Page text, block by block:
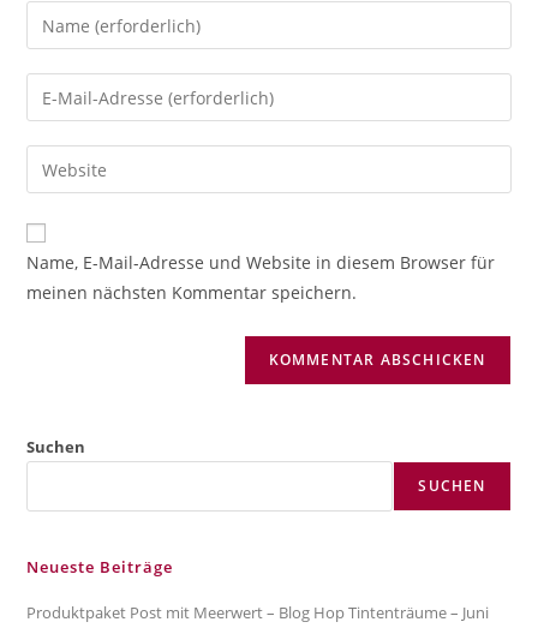
Gib
deinen
Namen
oder
zum
Kommentieren
ein
Gib
deine
E-
Mail-
zum
Kommentieren
ein
Gib
deine
Website-
URL
Name, E-Mail-Adresse und Website in diesem Browser für
meinen nächsten Kommentar speichern.
Suchen
SUCHEN
Neueste Beiträge
Produktpaket Post mit Meerwert – Blog Hop Tintenträume – Juni